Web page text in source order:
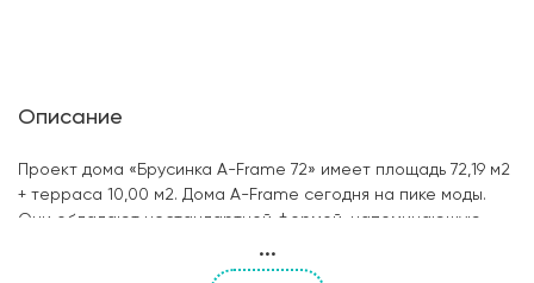
Описание
Проект дома «Брусинка A-Frame 72» имеет площадь 72,19 м2
+ терраса 10,00 м2. Дома A-Frame сегодня на пике моды.
Они обладают нестандартной формой, напоминающую
палатка. Он и правда напоминает шалаш, только
...